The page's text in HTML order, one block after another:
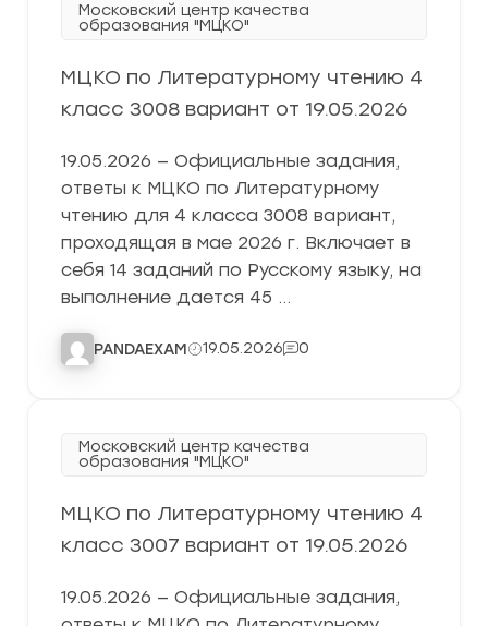
Московский центр качества
образования "МЦКО"
МЦКО по Литературному чтению 4
класс 3008 вариант от 19.05.2026
19.05.2026 — Официальные задания,
ответы к МЦКО по Литературному
чтению для 4 класса 3008 вариант,
проходящая в мае 2026 г. Включает в
себя 14 заданий по Русскому языку, на
выполнение дается 45 …
PANDAEXAM 19.05.2026 0
Московский центр качества
образования "МЦКО"
МЦКО по Литературному чтению 4
класс 3007 вариант от 19.05.2026
19.05.2026 — Официальные задания,